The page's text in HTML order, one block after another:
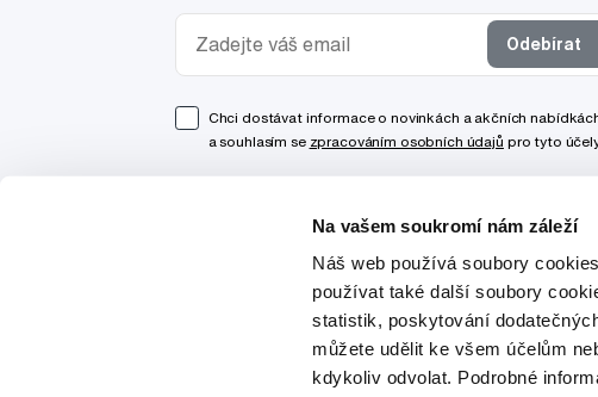
Na vašem soukromí nám záleží
Náš web používá soubory
používat také další soubory
statistik, poskytování
můžete udělit ke všem účelům
kdykoliv odvolat. Podrobné
Odebírat
Chci dostávat informace o novinkách a akčních
a souhlasím se zpracováním osobních údajů pro tyto